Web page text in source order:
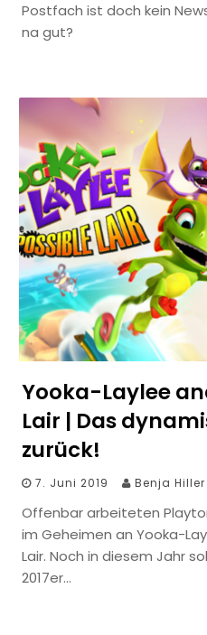
Postfach ist doch kein
na gut?
Yooka-Laylee
Lair | Das
zurück!
7. Juni 2019 Benja Hiller
Offenbar arbeiteten
im Geheimen an Yooka-
Lair. Noch in diesem Jahr
2017er…